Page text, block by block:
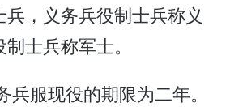
，义务兵役制士兵称义
士兵称军士。
兵服现役的期限为二年。